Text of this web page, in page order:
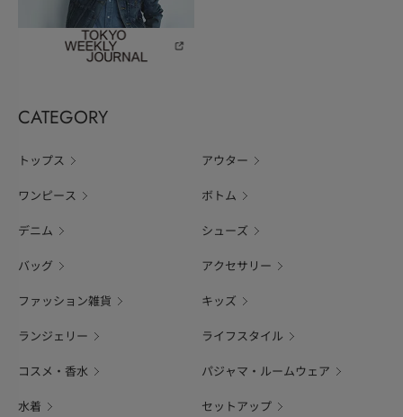
CATEGORY
トップス アウター
ワンピース ボトム
デニム シューズ
バッグ アクセサリー
ファッション雑貨 キッズ
ランジェリー ライフスタイル
コスメ・香水 パジャマ・ルームウェア
水着 セットアップ